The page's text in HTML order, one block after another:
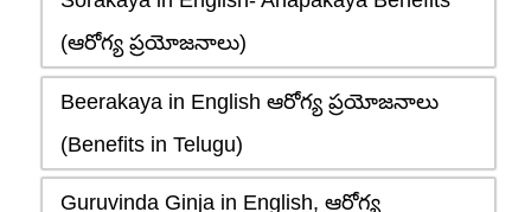
(ఆరోగ్య ప్రయోజనాలు)
Beerakaya in English ఆరోగ్య ప్రయోజనాలు
(Benefits in Telugu)
Guruvinda Ginja in English, ఆరోగ్య